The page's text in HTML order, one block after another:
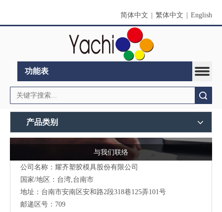
简体中文 繁体中文 English
功能表
产品类别
与我们联络
公司名称：耀齐塑胶模具股份有限公司
国家/地区：台湾,台南市
地址：台南市安南区安和路2段318巷125弄101号
邮递区号：709